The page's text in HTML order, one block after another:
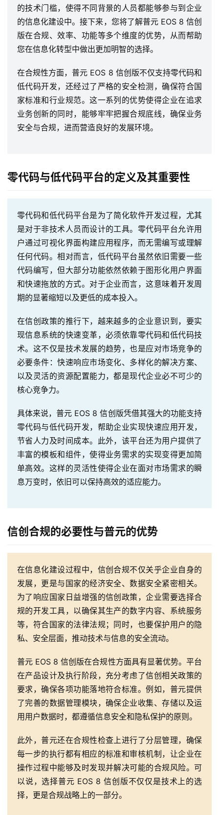
的技术门槛，使得不同背景的人员都能够参与到企业
的信息化建设中。接下来，您将了解普元 EOS 8 信创
版在合规、效率、功能等多个维度的优势，从而帮助
您在信息化转型中做出更加明智的选择。
在合规性方面，普元 EOS 8 信创版不仅支持零代码和
低代码开发，还经过了严格的安全检测，确保符合国
家标准和行业规范。这一系列的优势使得企业在追求
业务创新的同时，能够牢牢把握合规底线，确保业务
安全与合规，进而营造良好的发展环境。
零代码与低代码平台的定义及其重要性
零代码和低代码平台是为了简化软件开发过程，尤其
是对于非技术人员而设计的工具。零代码平台允许用
户通过可视化界面构建应用程序，而无需编写或理解
任何代码。相对而言，低代码平台虽然依旧需要一些
代码编写，但大部分功能依然依赖于图形化用户界面
和快速拖放的方式。对于企业而言，这意味着开发周
期的显著缩短以及更低的成本投入。
在信创政策的推行下，越来越多的企业意识到，要实
现信息系统的快速变革，必须依靠零代码和低代码技
术。这不仅是技术发展的趋势，也是应对市场竞争的
必要条件：快速响应市场变化、多样化的解决方案、
以及灵活的资源配置能力，都是现代企业必不可少的
核心竞争力。
具体来说，普元 EOS 8 信创版凭借其强大的功能支持
零代码与低代码开发，帮助企业实现快速应用开发，
节省人力及时间成本。此外，该平台还为用户提供了
丰富的模板和组件，使得业务需求的实现变得更加简
单高效。这样的灵活性使得企业在面对市场需求的瞬
息万变时，依旧可以保持高效的适应能力。
信创合规的必要性与普元的优势
在信息化建设过程中，信创合规不仅关乎企业自身的
发展，更是与国家的经济安全、数据安全紧密相关。
为了响应国家日益增强的信创政策，企业需要选择合
规的开发工具，以确保其生产的数字内容、系统服务
等，符合国家的法律法规；同时，也要保护用户的隐
私、安全层面，推动技术与信息的安全流动。
普元 EOS 8 信创版在合规性方面具有显著优势。平台
在产品设计及执行阶段，充分考虑了信创相关政策的
要求，确保各项功能落地符合标准。例如，普元提供
了完善的数据管理模块，确保企业收集、存储以及运
用用户数据时，都遵循信息安全和隐私保护的原则。
此外，普元还在合规性检查上进行了分层管理，确保
每一步的执行都有相应的标准和审核机制，让企业在
操作过程中能够及时发现并解决可能的合规风险。可
以说，选择普元 EOS 8 信创版不仅仅是技术上的选
择，更是合规战略上的一部分。